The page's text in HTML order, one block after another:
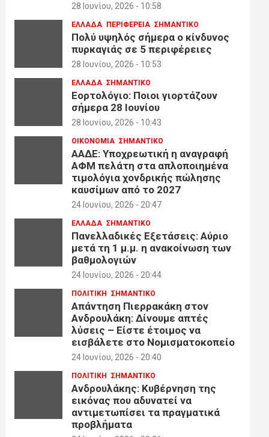
28 Ιουνίου, 2026 - 10:58
ΕΛΛΑΔΑ ΠΕΡΙΦΕΡΕΙΑ ΣΗΜΑΝΤΙΚΟ
Πολύ υψηλός σήμερα ο κίνδυνος
πυρκαγιάς σε 5 περιφέρειες
28 Ιουνίου, 2026 - 10:53
ΕΛΛΑΔΑ ΣΗΜΑΝΤΙΚΟ
Εορτολόγιο: Ποιοι γιορτάζουν
σήμερα 28 Ιουνίου
28 Ιουνίου, 2026 - 10:43
ΟΙΚΟΝΟΜΙΑ ΣΗΜΑΝΤΙΚΟ
ΑΑΔΕ: Υποχρεωτική η αναγραφή
ΑΦΜ πελάτη στα απλοποιημένα
τιμολόγια χονδρικής πώλησης
καυσίμων από το 2027
24 Ιουνίου, 2026 - 20:47
ΕΛΛΑΔΑ ΣΗΜΑΝΤΙΚΟ
Πανελλαδικές Εξετάσεις: Αύριο
μετά τη 1 μ.μ. η ανακοίνωση των
βαθμολογιών
24 Ιουνίου, 2026 - 20:44
ΠΟΛΙΤΙΚΗ ΣΗΜΑΝΤΙΚΟ
Απάντηση Πιερρακάκη στον
Ανδρουλάκη: Δίνουμε απτές
λύσεις – Είστε έτοιμος να
εισβάλετε στο Νομισματοκοπείο
24 Ιουνίου, 2026 - 20:40
ΠΟΛΙΤΙΚΗ ΣΗΜΑΝΤΙΚΟ
Ανδρουλάκης: Κυβέρνηση της
εικόνας που αδυνατεί να
αντιμετωπίσει τα πραγματικά
προβλήματα